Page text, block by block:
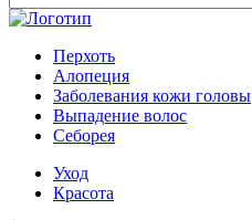
Перхоть
Алопеция
Заболевания кожи головы
Выпадение волос
Cеборея
Уход
Красота